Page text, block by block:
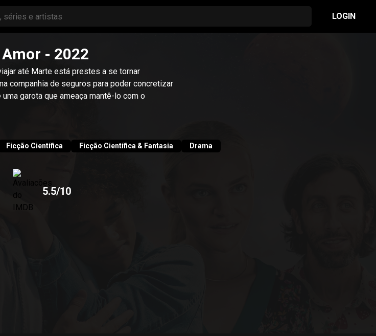
LOGIN
- 2022
até Marte está prestes a se tornar
companhia de seguros para poder concretizar
garota que ameaça mantê-lo com o
Ficção Científica Ficção Científica & Fantasia Drama
5.5/10